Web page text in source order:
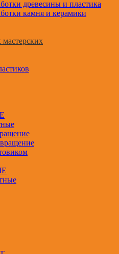
древесины и пластика
камня и керамики